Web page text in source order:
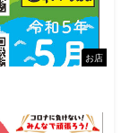
お店